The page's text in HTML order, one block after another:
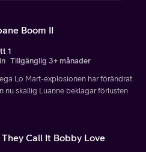
Boom II
1
Tillgänglig 3+ månader
Lo Mart-explosionen har förändrat
nu skallig Luanne beklagar förlusten
Call It Bobby Love